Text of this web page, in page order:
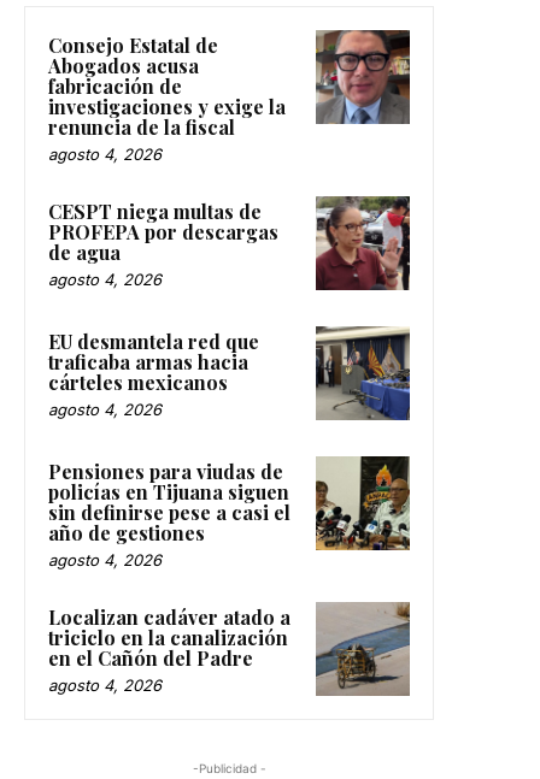
Consejo Estatal de
Abogados acusa
fabricación de
investigaciones y exige la
renuncia de la fiscal
agosto 4, 2026
CESPT niega multas de
PROFEPA por descargas
de agua
agosto 4, 2026
EU desmantela red que
traficaba armas hacia
cárteles mexicanos
agosto 4, 2026
Pensiones para viudas de
policías en Tijuana siguen
sin definirse pese a casi el
año de gestiones
agosto 4, 2026
Localizan cadáver atado a
triciclo en la canalización
en el Cañón del Padre
agosto 4, 2026
-Publicidad -